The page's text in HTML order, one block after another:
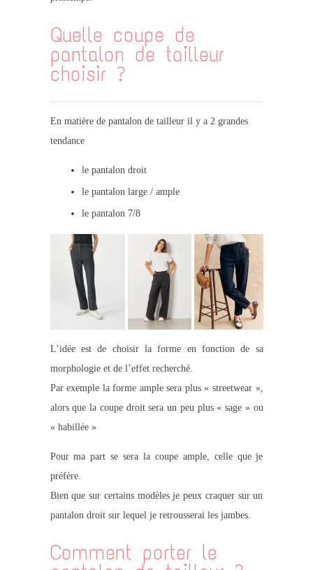
Quelle coupe de
pantalon de tailleur
choisir ?
En matière de pantalon de tailleur il y a 2 grandes
tendance
le pantalon droit
le pantalon large / ample
le pantalon 7/8
L’idée est de choisir la forme en fonction de sa
morphologie et de l’effet recherché.
Par exemple la forme ample sera plus « streetwear »,
alors que la coupe droit sera un peu plus « sage » ou
« habillée »
Pour ma part se sera la coupe ample, celle que je
préfère.
Bien que sur certains modèles je peux craquer sur un
pantalon droit sur lequel je retrousserai les jambes.
Comment porter le